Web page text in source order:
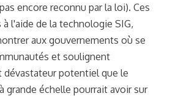
encore reconnu par la loi). Ces
l'aide de la technologie SIG,
aux gouvernements où se
et soulignent
dévastateur potentiel que le
grande échelle pourrait avoir sur